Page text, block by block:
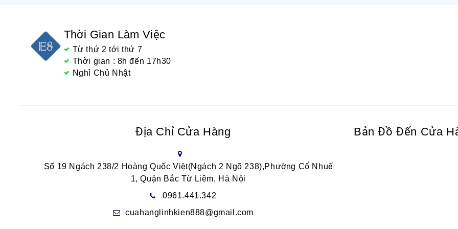
Thời Gian Làm Việc
Từ thứ 2 tới thứ 7
Thời gian : 8h đến 17h30
Nghỉ Chủ Nhật
Địa Chỉ Cửa Hàng
Số 19 Ngách 238/2 Hoàng Quốc Việt(Ngách 2 Ngõ 238),Phường Cổ Nhuế
1, Quận Bắc Từ Liêm, Hà Nội
0961.441.342
cuahanglinhkien888@gmail.com
Bản Đồ Đến Cửa